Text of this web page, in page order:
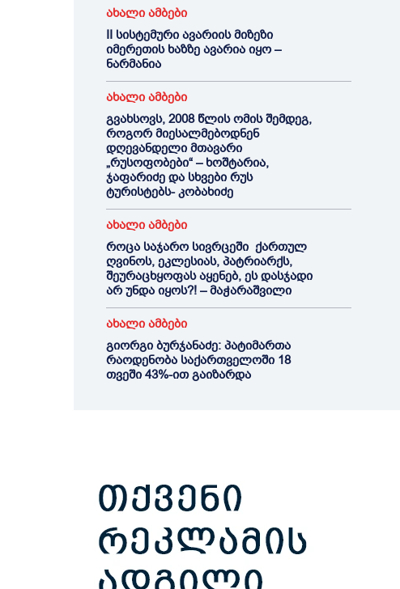
ახალი ამბები
II სისტემური ავარიის მიზეზი
იმერეთის ხაზზე ავარია იყო –
ნარმანია
ახალი ამბები
გვახსოვს, 2008 წლის ომის შემდეგ,
როგორ მიესალმებოდნენ
დღევანდელი მთავარი
„რუსოფობები“ – ხოშტარია,
ჯაფარიძე და სხვები რუს
ტურისტებს- კობახიძე
ახალი ამბები
როცა საჯარო სივრცეში ქართულ
ღვინოს, ეკლესიას, პატრიარქს,
შეურაცხყოფას აყენებ, ეს დასჯადი
არ უნდა იყოს?! – მაჭარაშვილი
ახალი ამბები
გიორგი ბურჯანაძე: პატიმართა
რაოდენობა საქართველოში 18
თვეში 43%-ით გაიზარდა